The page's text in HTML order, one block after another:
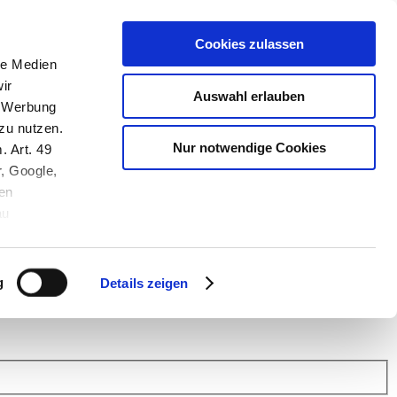
Medien
nutzen.
Art. 49
Google,
Details zeigen
Cookies zulassen
Auswahl erlauben
Nur notwendige Cookies